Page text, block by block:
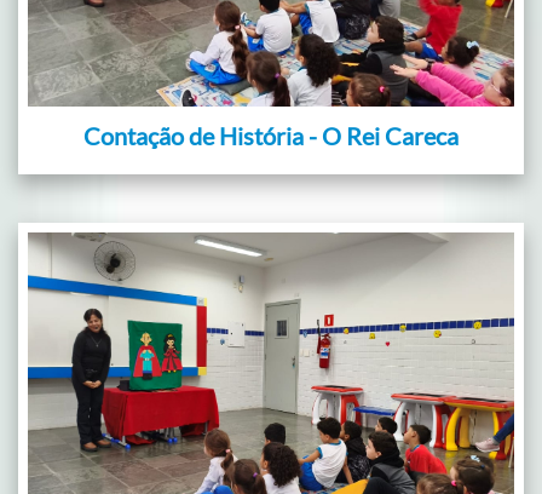
Contação de História - O Rei Careca